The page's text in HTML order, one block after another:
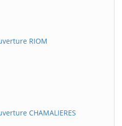
RIOM
CHAMALIERES